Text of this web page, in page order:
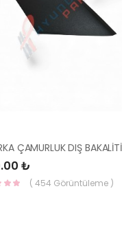
₺
( 454 Görüntüleme )